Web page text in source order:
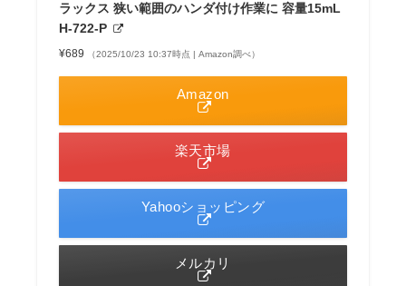
ラックス 狭い範囲のハンダ付け作業に 容量15mL
H-722-P
¥689 （2025/10/23 10:37時点 | Amazon調べ）
Amazon
楽天市場
Yahooショッピング
メルカリ